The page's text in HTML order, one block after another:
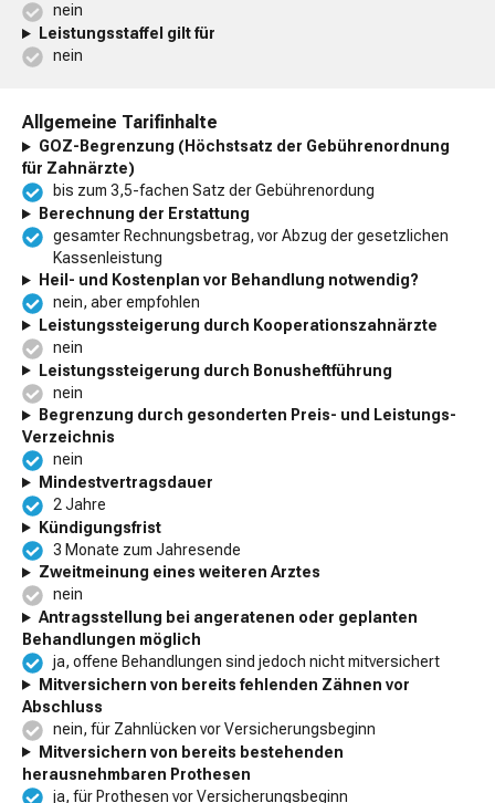
nein
Leistungsstaffel gilt für
nein
Allgemeine Tarifinhalte
GOZ-Begrenzung (Höchstsatz der Gebührenordnung
für Zahnärzte)
bis zum 3,5-fachen Satz der Gebührenordung
Berechnung der Erstattung
gesamter Rechnungsbetrag, vor Abzug der gesetzlichen
Kassenleistung
Heil- und Kostenplan vor Behandlung notwendig?
nein, aber empfohlen
Leistungssteigerung durch Kooperationszahnärzte
nein
Leistungssteigerung durch Bonusheftführung
nein
Begrenzung durch gesonderten Preis- und Leistungs-
Verzeichnis
nein
Mindestvertragsdauer
2 Jahre
Kündigungsfrist
3 Monate zum Jahresende
Zweitmeinung eines weiteren Arztes
nein
Antragsstellung bei angeratenen oder geplanten
Behandlungen möglich
ja, offene Behandlungen sind jedoch nicht mitversichert
Mitversichern von bereits fehlenden Zähnen vor
Abschluss
nein, für Zahnlücken vor Versicherungsbeginn
Mitversichern von bereits bestehenden
herausnehmbaren Prothesen
ja, für Prothesen vor Versicherungsbeginn